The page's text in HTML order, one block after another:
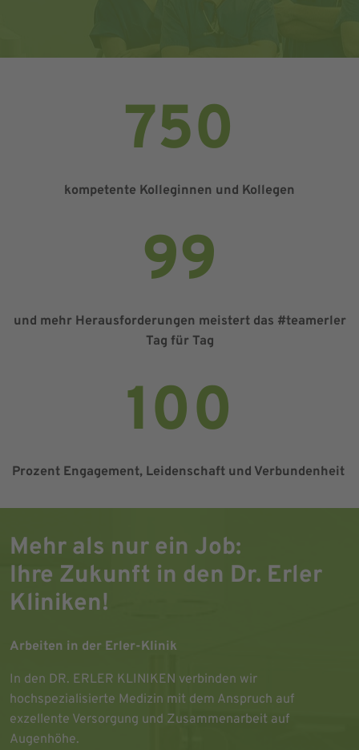
750
kompetente Kolleginnen und Kollegen
99
und mehr Herausforderungen meistert das #teamerler
Tag für Tag
100
Prozent Engagement, Leidenschaft und Verbundenheit
Mehr als nur ein Job:
Ihre Zukunft in den Dr. Erler
Kliniken!
Arbeiten in der Erler-Klinik
In den DR. ERLER KLINIKEN verbinden wir
hochspezialisierte Medizin mit dem Anspruch auf
exzellente Versorgung und Zusammenarbeit auf
Augenhöhe.